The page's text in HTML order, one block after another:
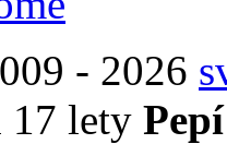
- 2026
17 lety